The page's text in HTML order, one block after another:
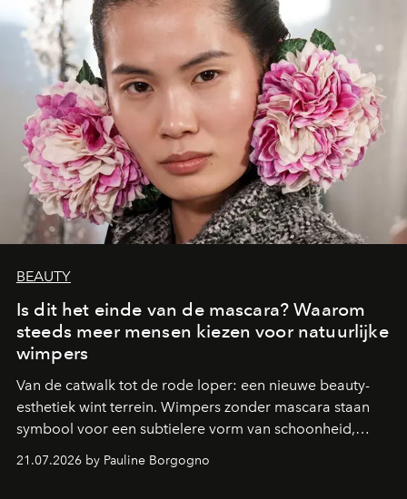
BEAUTY
Is dit het einde van de mascara? Waarom
steeds meer mensen kiezen voor natuurlijke
wimpers
Van de catwalk tot de rode loper: een nieuwe beauty-
esthetiek wint terrein. Wimpers zonder mascara staan
symbool voor een subtielere vorm van schoonheid,
waarin zelfvertrouwen belangrijker is dan een overvloed
aan make-up.
21.07.2026 by Pauline Borgogno